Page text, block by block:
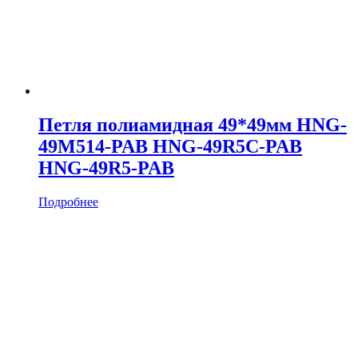
Петля полиамидная 49*49мм HNG-
49M514-PAB HNG-49R5C-PAB
HNG-49R5-PAB
Подробнее